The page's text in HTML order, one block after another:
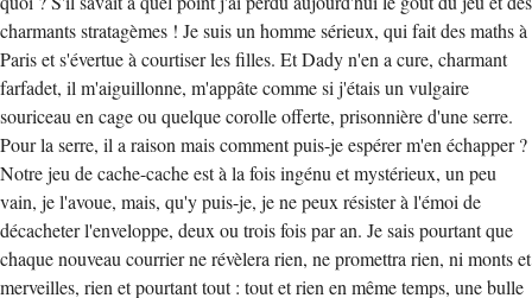
charmants stratagèmes ! Je suis un homme sérieux, qui fait des maths à
Paris et s'évertue à courtiser les filles. Et Dady n'en a cure, charmant
farfadet, il m'aiguillonne, m'appâte comme si j'étais un vulgaire
souriceau en cage ou quelque corolle offerte, prisonnière d'une serre.
Pour la serre, il a raison mais comment puis-je espérer m'en échapper ?
Notre jeu de cache-cache est à la fois ingénu et mystérieux, un peu
vain, je l'avoue, mais, qu'y puis-je, je ne peux résister à l'émoi de
décacheter l'enveloppe, deux ou trois fois par an. Je sais pourtant que
chaque nouveau courrier ne révèlera rien, ne promettra rien, ni monts et
merveilles, rien et pourtant tout : tout et rien en même temps, une bulle